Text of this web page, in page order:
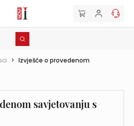
> Izvješće o provedenom
savjetovanju s